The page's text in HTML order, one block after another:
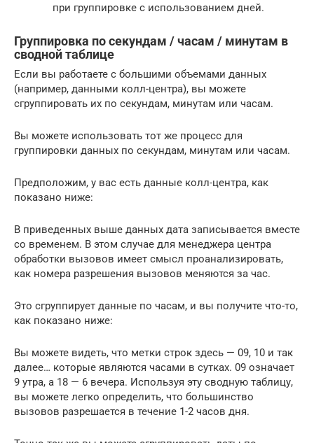
при группировке с использованием дней.
Группировка по секундам / часам / минутам в
сводной таблице
Если вы работаете с большими объемами данных
(например, данными колл-центра), вы можете
сгруппировать их по секундам, минутам или часам.
Вы можете использовать тот же процесс для
группировки данных по секундам, минутам или часам.
Предположим, у вас есть данные колл-центра, как
показано ниже:
В приведенных выше данных дата записывается вместе
со временем. В этом случае для менеджера центра
обработки вызовов имеет смысл проанализировать,
как номера разрешения вызовов меняются за час.
Это сгруппирует данные по часам, и вы получите что-то,
как показано ниже:
Вы можете видеть, что метки строк здесь — 09, 10 и так
далее… которые являются часами в сутках. 09 означает
9 утра, а 18 — 6 вечера. Используя эту сводную таблицу,
вы можете легко определить, что большинство
вызовов разрешается в течение 1-2 часов дня.